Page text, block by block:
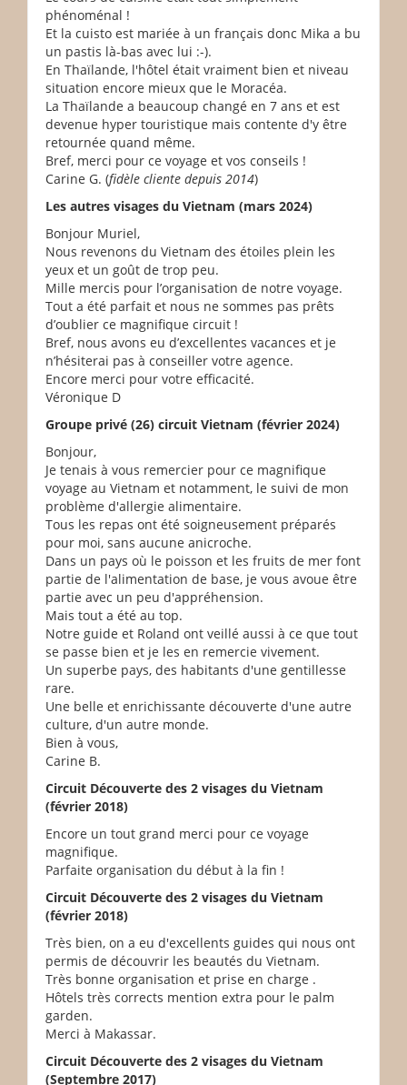
phénoménal !
Et la cuisto est mariée à un français donc Mika a bu
un pastis là-bas avec lui :-).
En Thaïlande, l'hôtel était vraiment bien et niveau
situation encore mieux que le Moracéa.
La Thaïlande a beaucoup changé en 7 ans et est
devenue hyper touristique mais contente d'y être
retournée quand même.
Bref, merci pour ce voyage et vos conseils !
Carine G. (fidèle cliente depuis 2014)
Les autres visages du Vietnam (mars 2024)
Bonjour Muriel,
Nous revenons du Vietnam des étoiles plein les
yeux et un goût de trop peu.
Mille mercis pour l’organisation de notre voyage.
Tout a été parfait et nous ne sommes pas prêts
d’oublier ce magnifique circuit !
Bref, nous avons eu d’excellentes vacances et je
n’hésiterai pas à conseiller votre agence.
Encore merci pour votre efficacité.
Véronique D
Groupe privé (26) circuit Vietnam (février 2024)
Bonjour,
Je tenais à vous remercier pour ce magnifique
voyage au Vietnam et notamment, le suivi de mon
problème d'allergie alimentaire.
Tous les repas ont été soigneusement préparés
pour moi, sans aucune anicroche.
Dans un pays où le poisson et les fruits de mer font
partie de l'alimentation de base, je vous avoue être
partie avec un peu d'appréhension.
Mais tout a été au top.
Notre guide et Roland ont veillé aussi à ce que tout
se passe bien et je les en remercie vivement.
Un superbe pays, des habitants d'une gentillesse
rare.
Une belle et enrichissante découverte d'une autre
culture, d'un autre monde.
Bien à vous,
Carine B.
Circuit Découverte des 2 visages du Vietnam
(février 2018)
Encore un tout grand merci pour ce voyage
magnifique.
Parfaite organisation du début à la fin !
Circuit Découverte des 2 visages du Vietnam
(février 2018)
Très bien, on a eu d'excellents guides qui nous ont
permis de découvrir les beautés du Vietnam.
Très bonne organisation et prise en charge .
Hôtels très corrects mention extra pour le palm
garden.
Merci à Makassar.
Circuit Découverte des 2 visages du Vietnam
(Septembre 2017)